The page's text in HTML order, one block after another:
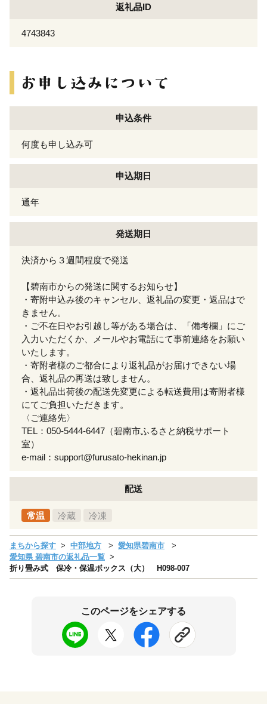
返礼品ID
4743843
申込条件
何度も申し込み可
申込期日
通年
発送期日
決済から３週間程度で発送
【碧南市からの発送に関するお知らせ】
・寄附申込み後のキャンセル、返礼品の変更・返品はで
きません。
・ご不在日やお引越し等がある場合は、「備考欄」にご
入力いただくか、メールやお電話にて事前連絡をお願い
いたします。
・寄附者様のご都合により返礼品がお届けできない場
合、返礼品の再送は致しません。
・返礼品出荷後の配送先変更による転送費用は寄附者様
にてご負担いただきます。
〈ご連絡先〉
TEL：050-5444-6447（碧南市ふるさと納税サポート
室）
e-mail：support@furusato-hekinan.jp
配送
常温 冷蔵 冷凍
まちから探す 中部地方
愛知県碧南市
愛知県 碧南市の返礼品一覧
折り畳み式 保冷・保温ボックス（大） H098-007
このページをシェアする